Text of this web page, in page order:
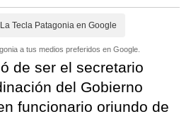
Tecla Patagonia en Google
a tus medios preferidos en Google.
de ser el secretario
del Gobierno
funcionario oriundo de